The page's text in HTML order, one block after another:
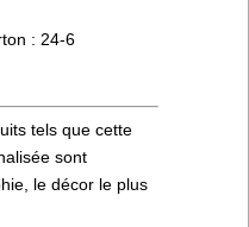
: 24-6
tels que cette
sont
le décor le plus